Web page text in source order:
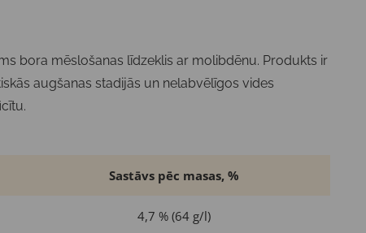
bora mēslošanas līdzeklis ar molibdēnu. Produkts ir
augšanas stadijās un nelabvēlīgos vides
Sastāvs pēc masas, %
4,7 % (64 g/l)